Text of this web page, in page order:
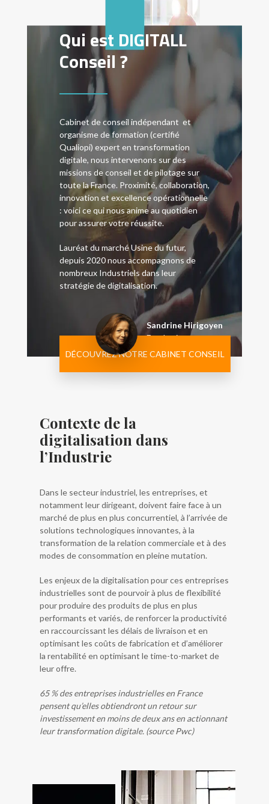
Qui est DIGITALL
Conseil ?
Cabinet de conseil indépendant et
organisme de formation (certifié
Qualiopi) expert en transformation
digitale, nous intervenons sur des
missions de conseil et de pilotage sur
toute la France. Proximité, collaboration,
innovation et excellence opérationnelle
: voici ce qui nous anime au quotidien
pour assurer votre réussite.
Lauréat du marché Usine du futur,
depuis 2020 nous accompagnons de
nombreux Industriels dans leur
stratégie de digitalisation.
Sandrine Hirigoyen
Fondatrice
DÉCOUVREZ NOTRE CABINET CONSEIL
Contexte de la
digitalisation dans
l’Industrie
Dans le secteur industriel, les entreprises, et
notamment leur dirigeant, doivent faire face à un
marché de plus en plus concurrentiel, à l’arrivée de
solutions technologiques innovantes, à la
transformation de la relation commerciale et à des
modes de consommation en pleine mutation.
Les enjeux de la digitalisation pour ces entreprises
industrielles sont de pourvoir à plus de flexibilité
pour produire des produits de plus en plus
performants et variés, de renforcer la productivité
en raccourcissant les délais de livraison et en
optimisant les coûts de fabrication et d’améliorer
la rentabilité en optimisant le time-to-market de
leur offre.
65 % des entreprises industrielles en France
pensent qu’elles obtiendront un retour sur
investissement en moins de deux ans en actionnant
leur transformation digitale. (source Pwc)